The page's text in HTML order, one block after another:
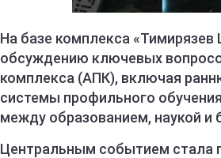
На базе комплекса
обсуждению ключевых
комплекса (АПК), включая
системы профильного
между образованием, наукой и
Центральным событием стала